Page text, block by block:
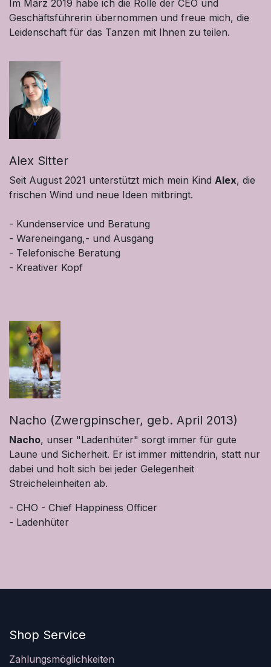
Im März 2019 habe ich die Rolle der CEO und
Geschäftsführerin übernommen und freue mich, die
Leidenschaft für das Tanzen mit Ihnen zu teilen.
Alex Sitter
Seit August 2021 unterstützt mich mein Kind Alex, die
frischen Wind und neue Ideen mitbringt.
- Kundenservice und Beratung
- Wareneingang,- und Ausgang
- Telefonische Beratung
- Kreativer Kopf
Nacho (Zwergpinscher, geb. April 2013)
Nacho, unser "Ladenhüter" sorgt immer für gute
Laune und Sicherheit. Er ist immer mittendrin, statt nur
dabei und holt sich bei jeder Gelegenheit
Streicheleinheiten ab.
- CHO - Chief Happiness Officer
- Ladenhüter
Shop Service
Zahlungsmöglichkeiten